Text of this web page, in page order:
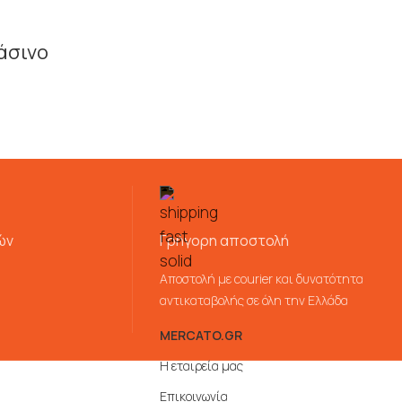
Γρήγορη αποστολή
Αποστολή με courier και δυνατότητα
αντικαταβολής σε όλη την Ελλάδα
MERCATO.GR
Η εταιρεία μας
Επικοινωνία